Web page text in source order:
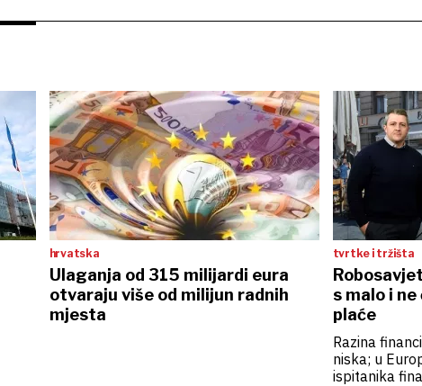
hrvatska
Ulaganja od 315 milijardi eura
otvaraju više od milijun radnih
mjesta
tvrtke i tržišta
s malo i
plaće
Razina
niska; u
ispitanika